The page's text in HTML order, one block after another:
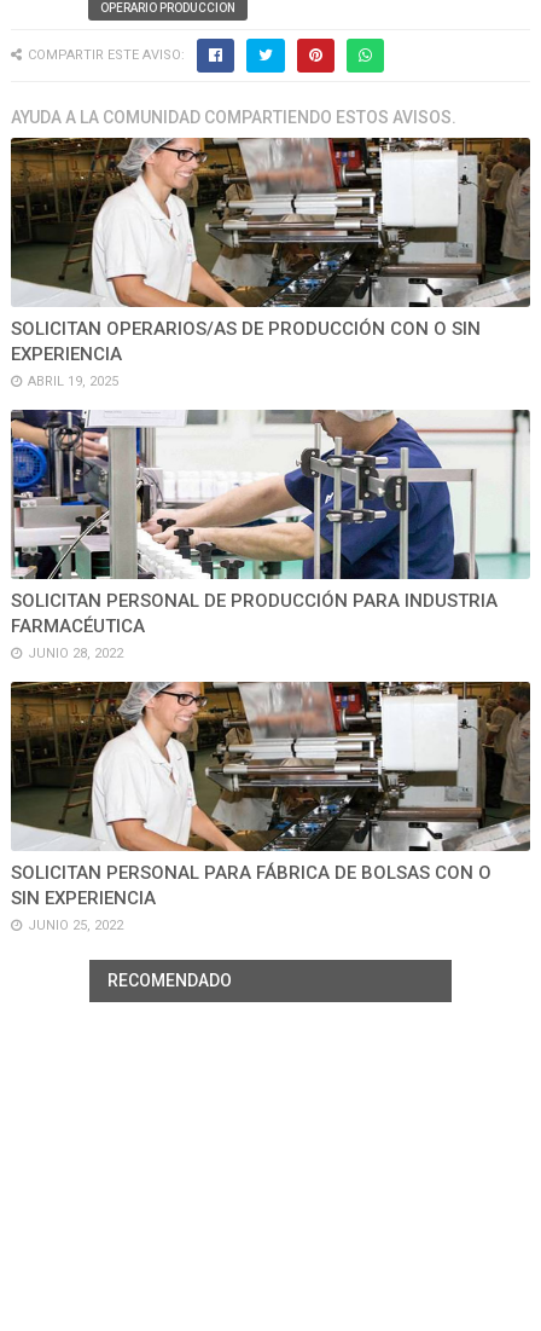
OPERARIO PRODUCCION
COMPARTIR ESTE AVISO:
AYUDA A LA COMUNIDAD COMPARTIENDO ESTOS AVISOS.
SOLICITAN OPERARIOS/AS DE PRODUCCIÓN CON O SIN
EXPERIENCIA
ABRIL 19, 2025
SOLICITAN PERSONAL DE PRODUCCIÓN PARA INDUSTRIA
FARMACÉUTICA
JUNIO 28, 2022
SOLICITAN PERSONAL PARA FÁBRICA DE BOLSAS CON O
SIN EXPERIENCIA
JUNIO 25, 2022
RECOMENDADO